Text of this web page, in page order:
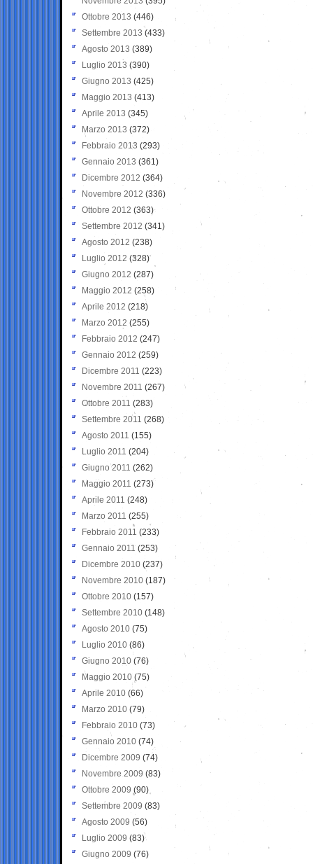
Ottobre 2013 (446)
Settembre 2013 (433)
Agosto 2013 (389)
Luglio 2013 (390)
Giugno 2013 (425)
Maggio 2013 (413)
Aprile 2013 (345)
Marzo 2013 (372)
Febbraio 2013 (293)
Gennaio 2013 (361)
Dicembre 2012 (364)
Novembre 2012 (336)
Ottobre 2012 (363)
Settembre 2012 (341)
Agosto 2012 (238)
Luglio 2012 (328)
Giugno 2012 (287)
Maggio 2012 (258)
Aprile 2012 (218)
Marzo 2012 (255)
Febbraio 2012 (247)
Gennaio 2012 (259)
Dicembre 2011 (223)
Novembre 2011 (267)
Ottobre 2011 (283)
Settembre 2011 (268)
Agosto 2011 (155)
Luglio 2011 (204)
Giugno 2011 (262)
Maggio 2011 (273)
Aprile 2011 (248)
Marzo 2011 (255)
Febbraio 2011 (233)
Gennaio 2011 (253)
Dicembre 2010 (237)
Novembre 2010 (187)
Ottobre 2010 (157)
Settembre 2010 (148)
Agosto 2010 (75)
Luglio 2010 (86)
Giugno 2010 (76)
Maggio 2010 (75)
Aprile 2010 (66)
Marzo 2010 (79)
Febbraio 2010 (73)
Gennaio 2010 (74)
Dicembre 2009 (74)
Novembre 2009 (83)
Ottobre 2009 (90)
Settembre 2009 (83)
Agosto 2009 (56)
Luglio 2009 (83)
Giugno 2009 (76)